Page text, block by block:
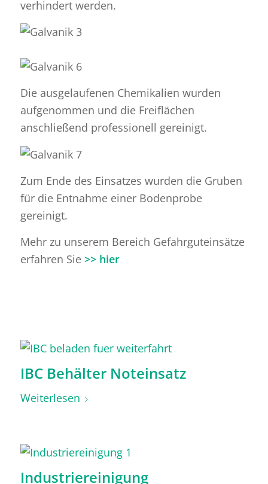
verhindert werden.
Die ausgelaufenen Chemikalien wurden
aufgenommen und die Freiflächen
anschließend professionell gereinigt.
Zum Ende des Einsatzes wurden die Gruben
für die Entnahme einer Bodenprobe
gereinigt.
Mehr zu unserem Bereich Gefahrguteinsätze
erfahren Sie >> hier
IBC Behälter Noteinsatz
Weiterlesen
Industriereinigung